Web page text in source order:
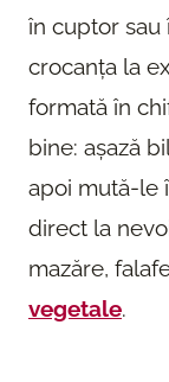
în cuptor sau
crocanța la
formată în
bine: așază
apoi mută-le
direct la
mazăre,
vegetale.